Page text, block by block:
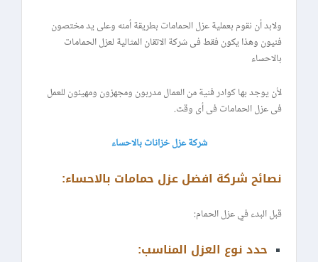
ولابد أن نقوم بعملية عزل الحمامات بطريقة أمنه وعلى يد مختصون
فنيون وهذا يكون فقط فى شركة الاتقان المثالية لعزل الحمامات
بالاحساء
لأن يوجد بها كوادر فنية من العمال مدربون ومجهزون ومهيئون للعمل
فى عزل الحمامات فى أى وقت.
شركة عزل خزانات بالاحساء
نصائح شركة افضل عزل حمامات بالاحساء:
قبل البدء في عزل الحمام:
حدد نوع العزل المناسب: